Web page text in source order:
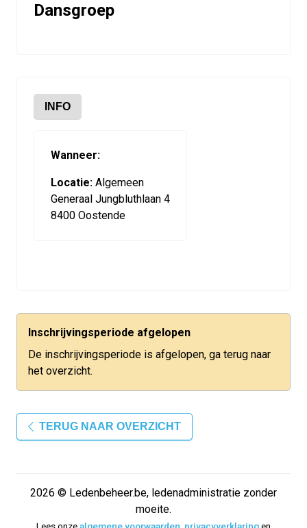
Dansgroep
INFO
Wanneer:
Locatie: Algemeen
Generaal Jungbluthlaan 4
8400 Oostende
Inschrijvingsperiode afgelopen
De inschrijvingsperiode is afgelopen, ga terug naar
het overzicht.
TERUG NAAR OVERZICHT
2026 © Ledenbeheer.be, ledenadministratie zonder
moeite.
Lees onzealgemene voorwaarden privacyverklaringen